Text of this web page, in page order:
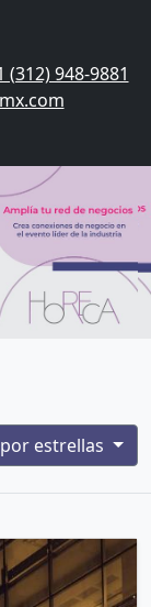
(312) 948-9881
estrellas